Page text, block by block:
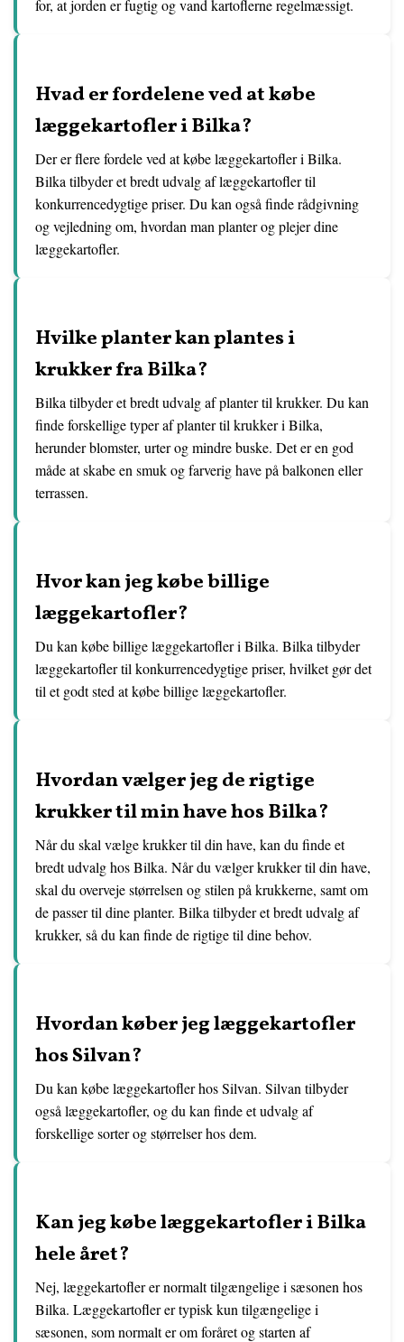
for, at jorden er fugtig og vand kartoflerne regelmæssigt.
Hvad er fordelene ved at købe
læggekartofler i Bilka?
Der er flere fordele ved at købe læggekartofler i Bilka.
Bilka tilbyder et bredt udvalg af læggekartofler til
konkurrencedygtige priser. Du kan også finde rådgivning
og vejledning om, hvordan man planter og plejer dine
læggekartofler.
Hvilke planter kan plantes i
krukker fra Bilka?
Bilka tilbyder et bredt udvalg af planter til krukker. Du kan
finde forskellige typer af planter til krukker i Bilka,
herunder blomster, urter og mindre buske. Det er en god
måde at skabe en smuk og farverig have på balkonen eller
terrassen.
Hvor kan jeg købe billige
læggekartofler?
Du kan købe billige læggekartofler i Bilka. Bilka tilbyder
læggekartofler til konkurrencedygtige priser, hvilket gør det
til et godt sted at købe billige læggekartofler.
Hvordan vælger jeg de rigtige
krukker til min have hos Bilka?
Når du skal vælge krukker til din have, kan du finde et
bredt udvalg hos Bilka. Når du vælger krukker til din have,
skal du overveje størrelsen og stilen på krukkerne, samt om
de passer til dine planter. Bilka tilbyder et bredt udvalg af
krukker, så du kan finde de rigtige til dine behov.
Hvordan køber jeg læggekartofler
hos Silvan?
Du kan købe læggekartofler hos Silvan. Silvan tilbyder
også læggekartofler, og du kan finde et udvalg af
forskellige sorter og størrelser hos dem.
Kan jeg købe læggekartofler i Bilka
hele året?
Nej, læggekartofler er normalt tilgængelige i sæsonen hos
Bilka. Læggekartofler er typisk kun tilgængelige i
sæsonen, som normalt er om foråret og starten af